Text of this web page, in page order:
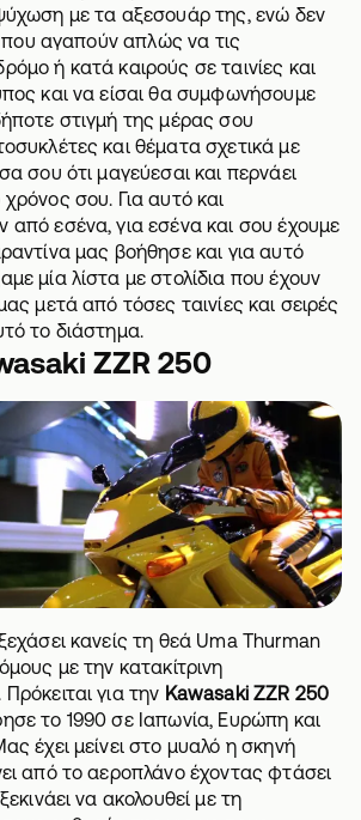
με τα αξεσουάρ της, ενώ δεν
που αγαπούν απλώς να τις
ή κατά καιρούς σε ταινίες και
και να είσαι θα συμφωνήσουμε
στιγμή της μέρας σου
και θέματα σχετικά με
σου ότι μαγεύεσαι και περνάει
σου. Για αυτό και
από εσένα, για εσένα και σου έχουμε
μας βοήθησε και για αυτό
μία λίστα με στολίδια που έχουν
μετά από τόσες ταινίες και σειρές
το διάστημα.
ZZR 250
κανείς τη θεά Uma Thurman
με την κατακίτρινη
για την Kawasaki ZZR 250
το 1990 σε Ιαπωνία, Ευρώπη και
έχει μείνει στο μυαλό η σκηνή
από το αεροπλάνο έχοντας φτάσει
να ακολουθεί με τη